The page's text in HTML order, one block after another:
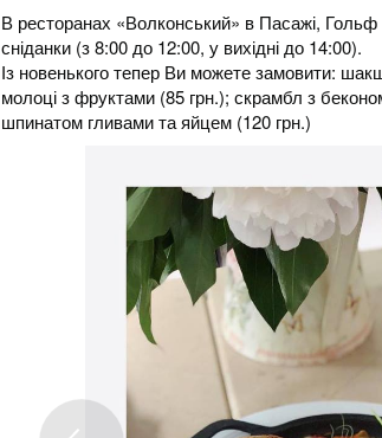
В ресторанах «Волконський» в Пасажі, Гольф
сніданки (з 8:00 до 12:00, у вихідні до 14:00).
Із новенького тепер Ви можете замовити:
молоці з фруктами (85 грн.); скрамбл з
шпинатом гливами та яйцем (120 грн.)